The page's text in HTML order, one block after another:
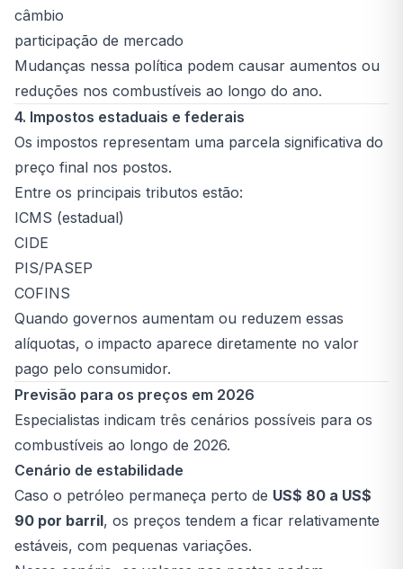
câmbio
participação de mercado
Mudanças nessa política podem causar aumentos ou
reduções nos combustíveis ao longo do ano.
4. Impostos estaduais e federais
Os impostos representam uma parcela significativa do
preço final nos postos.
Entre os principais tributos estão:
ICMS (estadual)
CIDE
PIS/PASEP
COFINS
Quando governos aumentam ou reduzem essas
alíquotas, o impacto aparece diretamente no valor
pago pelo consumidor.
Previsão para os preços em 2026
Especialistas indicam três cenários possíveis para os
combustíveis ao longo de 2026.
Cenário de estabilidade
Caso o petróleo permaneça perto de US$ 80 a US$
90 por barril, os preços tendem a ficar relativamente
estáveis, com pequenas variações.